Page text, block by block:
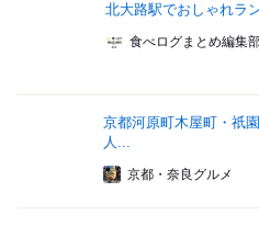
北大路駅でおしゃれラ
食べログまとめ編集
京都河原町木屋町・祇
人...
京都・奈良グルメ